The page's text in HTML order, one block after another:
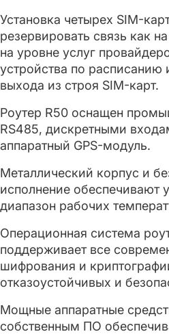
Установка четырех SIM-
резервировать связь как
на уровне услуг
устройства по расписанию
выхода из строя SIM-карт.
Роутер R50 оснащен
RS485, дискретными
аппаратный GPS-модуль.
Металлический корпус и
исполнение обеспечивают
диапазон рабочих
Операционная система
поддерживает все
шифрования и
отказоустойчивых и
Мощные аппаратные
собственным ПО